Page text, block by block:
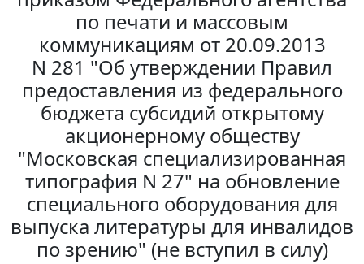
по печати и массовым
коммуникациям от 20.09.2013
N 281 "Об утверждении Правил
предоставления из федерального
бюджета субсидий открытому
акционерному обществу
"Московская специализированная
типография N 27" на обновление
специального оборудования для
выпуска литературы для инвалидов
по зрению" (не вступил в силу)